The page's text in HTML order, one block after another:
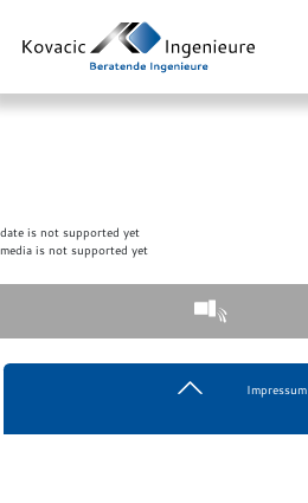
date is not supported yet
media is not supported yet
Impressum